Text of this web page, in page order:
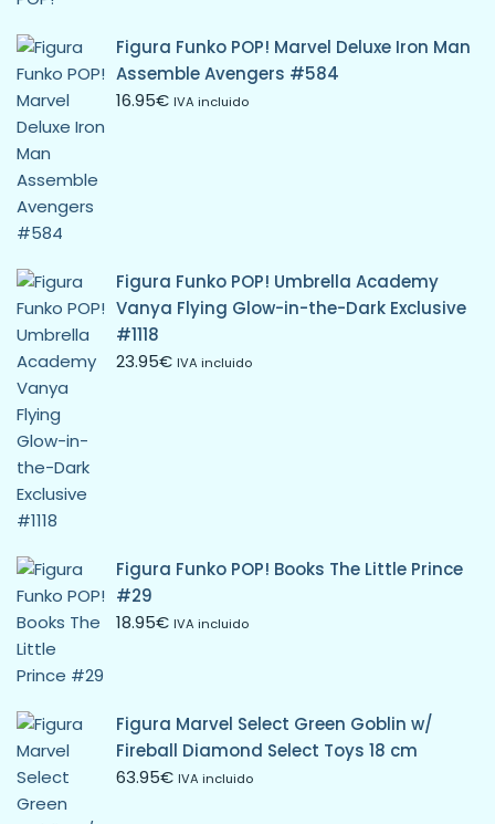
Figura Funko POP! Marvel Deluxe Iron Man
Assemble Avengers #584
16.95€ IVA incluido
Figura Funko POP! Umbrella Academy
Vanya Flying Glow-in-the-Dark Exclusive
#1118
23.95€ IVA incluido
Figura Funko POP! Books The Little Prince
#29
18.95€ IVA incluido
Figura Marvel Select Green Goblin w/
Fireball Diamond Select Toys 18 cm
63.95€ IVA incluido